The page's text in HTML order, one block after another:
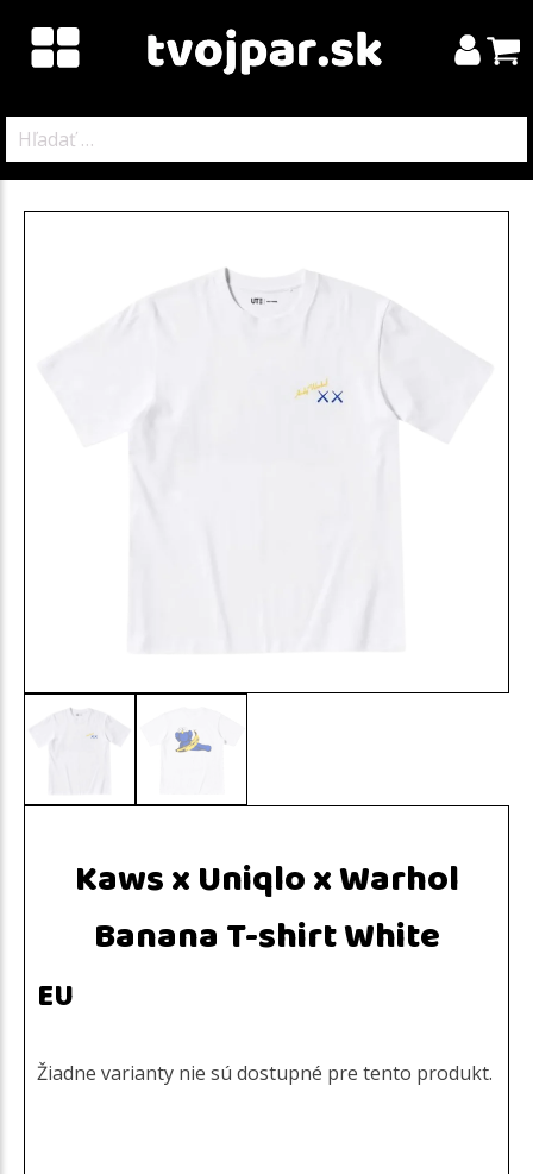
Kaws x Uniqlo x Warhol
Banana T-shirt White
EU
Žiadne varianty nie sú dostupné pre tento produkt.